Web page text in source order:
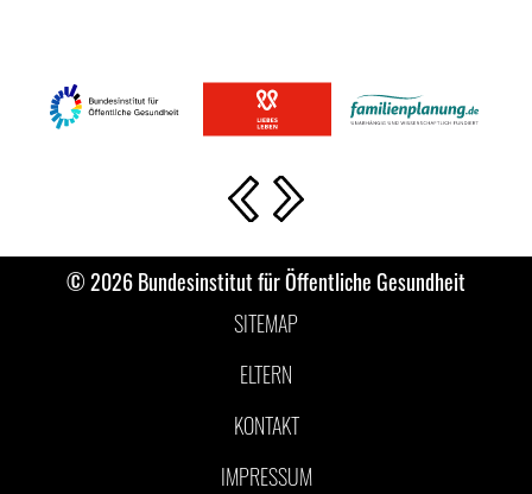
Vorherige Slide
Nächste Slide
© 2026 Bundesinstitut für Öffentliche Gesundheit
SITEMAP
ELTERN
KONTAKT
IMPRESSUM